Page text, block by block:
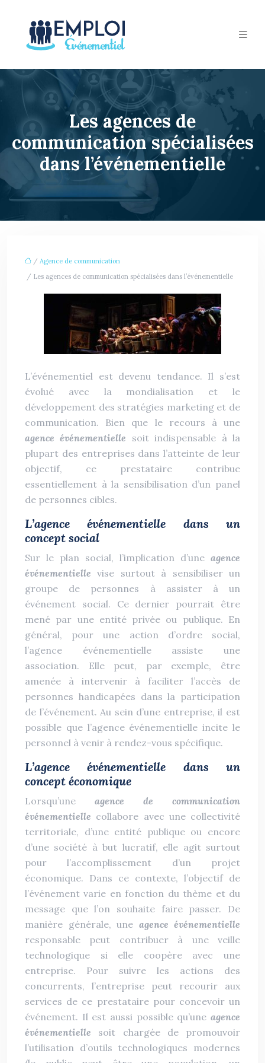
Les agences de
communication spécialisées
dans l’événementielle
/ Agence de communication
/ Les agences de communication spécialisées dans l’événementielle
L’événementiel est devenu tendance. Il s’est
évolué avec la mondialisation et le
développement des stratégies marketing et de
communication. Bien que le recours à une
agence événementielle soit indispensable à la
plupart des entreprises dans l’atteinte de leur
objectif, ce prestataire contribue
essentiellement à la sensibilisation d’un panel
de personnes cibles.
L’agence événementielle dans un
concept social
Sur le plan social, l’implication d’une agence
événementielle vise surtout à sensibiliser un
groupe de personnes à assister à un
événement social. Ce dernier pourrait être
mené par une entité privée ou publique. En
général, pour une action d’ordre social,
l’agence événementielle assiste une
association. Elle peut, par exemple, être
amenée à intervenir à faciliter l’accès de
personnes handicapées dans la participation
de l’événement. Au sein d’une entreprise, il est
possible que l’agence événementielle incite le
personnel à venir à rendez-vous spécifique.
L’agence événementielle dans un
concept économique
Lorsqu’une agence de communication
événementielle collabore avec une collectivité
territoriale, d’une entité publique ou encore
d’une société à but lucratif, elle agit surtout
pour l’accomplissement d’un projet
économique. Dans ce contexte, l’objectif de
l’événement varie en fonction du thème et du
message que l’on souhaite faire passer. De
manière générale, une agence événementielle
responsable peut contribuer à une veille
technologique si elle coopère avec une
entreprise. Pour suivre les actions des
concurrents, l’entreprise peut recourir aux
services de ce prestataire pour concevoir un
événement. Il est aussi possible qu’une agence
événementielle soit chargée de promouvoir
l’utilisation d’outils technologiques modernes